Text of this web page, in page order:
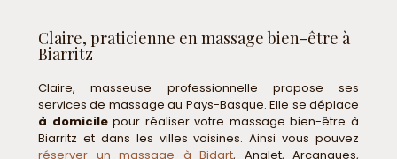
Claire, praticienne en massage bien-être à
Biarritz
Claire, masseuse professionnelle propose ses
services de massage au Pays-Basque. Elle se déplace
à domicilepour réaliser votre massage bien-être à
Biarritz et dans les villes voisines. Ainsi vous pouvez
réserver un massage à Bidart, Anglet, Arcangues,